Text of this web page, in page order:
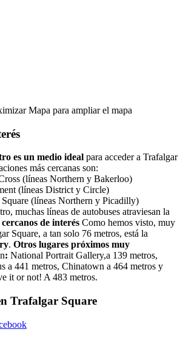
para ampliar el mapa
es un medio ideal para acceder a Trafalgar
más cercanas son:
(líneas Northern y Bakerloo)
(líneas District y Circle)
Square (líneas Northern y Picadilly)
muchas líneas de autobuses atraviesan la
de interés Como hemos visto, muy
Square, a tan solo 76 metros, está la
. Otros lugares próximos muy
: National Portrait Gallery,a 139 metros,
a 441 metros, Chinatown a 464 metros y
it or not! A 483 metros.
Trafalgar Square